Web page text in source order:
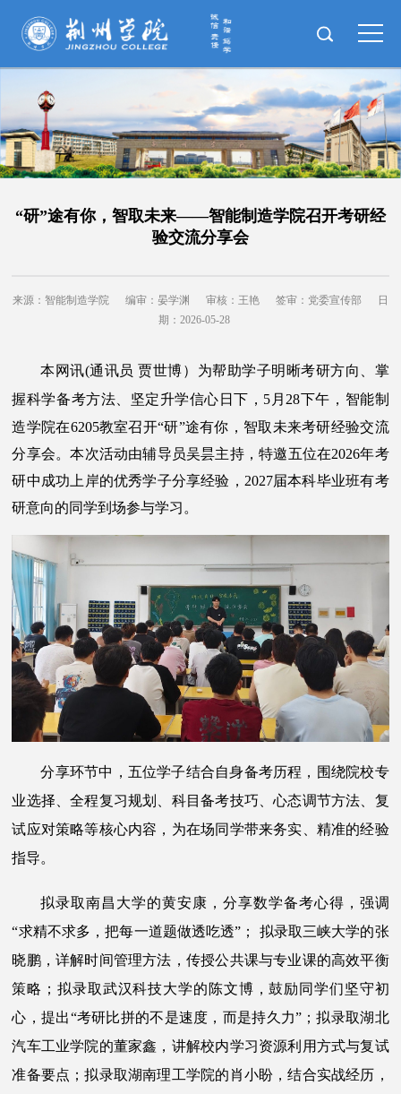
“研”途有你，智取未来——智能制造学院召开考研经
验交流分享会
来源：智能制造学院 编审：晏学渊 审核：王艳 签审：党委宣传部
日
期：2026-05-28
本网讯(通讯员 贾世博）为帮助学子明晰考研方向、掌
握科学备考方法、坚定升学信心日下 ，5月28下午，智能制
造学院在6205教室召开“研”途有你，智取未来考研经验交流
分享会。本次活动由辅导员吴昙主持，特邀五位在2026年考
研中成功上岸的优秀学子分享经验，2027届本科毕业班有考
研意向的同学到场参与学习。
分享环节中，五位学子结合自身备考历程，围绕院校专
业选择、全程复习规划、科目备考技巧、心态调节方法、复
试应对策略等核心内容，为在场同学带来务实、精准的经验
指导。
拟录取南昌大学的黄安康，分享数学备考心得，强调
“求精不求多，把每一道题做透吃透”； 拟录取三峡大学的张
晓鹏，详解时间管理方法，传授公共课与专业课的高效平衡
策略；拟录取武汉科技大学的陈文博，鼓励同学们坚守初
心，提出“考研比拼的不是速度，而是持久力”；拟录取湖北
汽车工业学院的董家鑫，讲解校内学习资源利用方式与复试
准备要点；拟录取湖南理工学院的肖小盼，结合实战经历，